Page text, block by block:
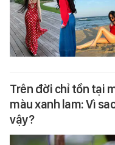
Trên đời chỉ tồn tại
màu xanh lam: Vì
vậy?